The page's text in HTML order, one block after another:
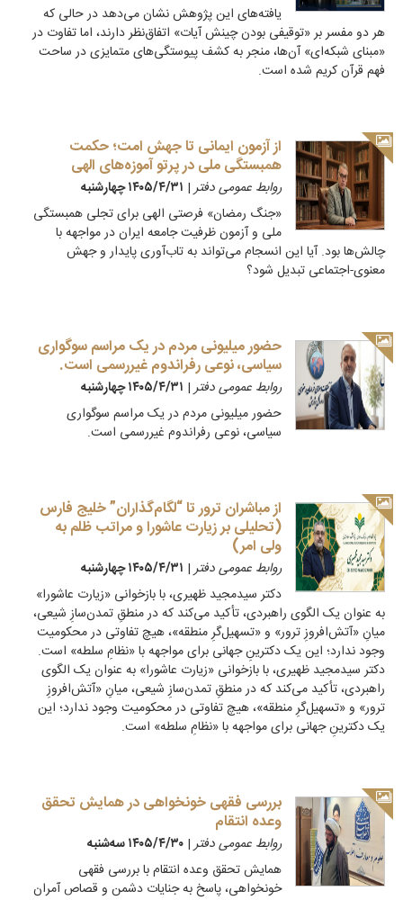
یافته‌های این پژوهش نشان می‌دهد در حالی که
هر دو مفسر بر «توقیفی بودن چینش آیات» اتفاق‌نظر دارند، اما تفاوت در
«مبنای شبکه‌ای» آن‌ها، منجر به کشف پیوستگی‌های متمایزی در ساحت
فهم قرآن کریم شده است.
از آزمون ایمانی تا جهش امت؛ حکمت
همبستگی ملی در پرتو آموزه‌های الهی
روابط عمومی دفتر| ۱۴۰۵/۴/۳۱ چهارشنبه
‏«جنگ رمضان» فرصتی الهی برای تجلی همبستگی
ملی و آزمون ظرفیت جامعه ایران در مواجهه با
چالش‌ها بود. آیا این انسجام می‌تواند به تاب‌آوری پایدار و جهش
معنوی-اجتماعی تبدیل شود؟
حضور میلیونی مردم در یک مراسم سوگواری
سیاسی، نوعی رفراندوم غیررسمی است.
روابط عمومی دفتر| ۱۴۰۵/۴/۳۱ چهارشنبه
حضور میلیونی مردم در یک مراسم سوگواری
سیاسی، نوعی رفراندوم غیررسمی است.
از مباشران ترور تا “لگام‌گذاران” خلیج فارس
(تحلیلی بر زیارت عاشورا و مراتب ظلم به
ولی امر)
روابط عمومی دفتر| ۱۴۰۵/۴/۳۱ چهارشنبه
دکتر سیدمجید ظهیری، با بازخوانی «زیارت عاشورا»
به عنوان یک الگوی راهبردی، تأکید می‌کند که در منطقِ تمدن‌سازِ شیعی،
میانِ «آتش‌افروزِ ترور» و «تسهیل‌گرِ منطقه»، هیچ تفاوتی در محکومیت
وجود ندارد؛ این یک دکترینِ جهانی برای مواجهه با «نظامِ سلطه» است.
دکتر سیدمجید ظهیری، با بازخوانی «زیارت عاشورا» به عنوان یک الگوی
راهبردی، تأکید می‌کند که در منطقِ تمدن‌سازِ شیعی، میانِ «آتش‌افروزِ
ترور» و «تسهیل‌گرِ منطقه»، هیچ تفاوتی در محکومیت وجود ندارد؛ این
یک دکترینِ جهانی برای مواجهه با «نظامِ سلطه» است.
بررسی فقهی خونخواهی در همایش تحقق
وعده انتقام
روابط عمومی دفتر| ۱۴۰۵/۴/۳۰ سه‌شنبه
همایش تحقق وعده انتقام با بررسی فقهی
خونخواهی، پاسخ به جنایات دشمن و قصاص آمران